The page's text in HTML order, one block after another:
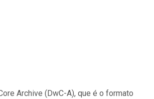
Archive (DwC-A), que é o formato